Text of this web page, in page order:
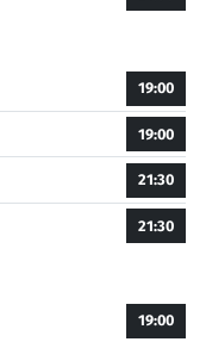
19:00
19:00
21:30
21:30
19:00